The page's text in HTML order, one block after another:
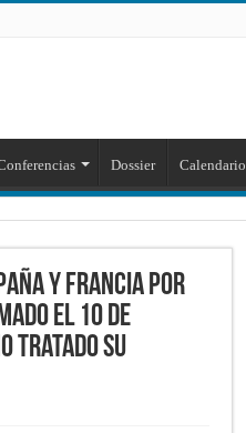
Dossier Calendario
y Francia por
el 10 de
tratado Su